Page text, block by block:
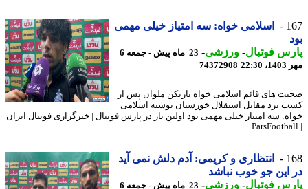
اسلامی خواه: سه امتیاز خیلی مهمی
فوتبال-ورزشی-
23 ماه پیش - جمعه 6
74372908
های قائم اسلامی خواه بازیکن ملوان پس از
برد مقابل استقلال خوزستان نوشته اسلامی
سه امتیاز خیلی مهمی بود اولین بار در پارس فوتبال | خبرگزاری فوتبال ایران
انتظاری و کریمی: آدم دلش نمی آید
این جو خوب نباشد
فوتبال-ورزشی-
23 ماه پیش - جمعه 6